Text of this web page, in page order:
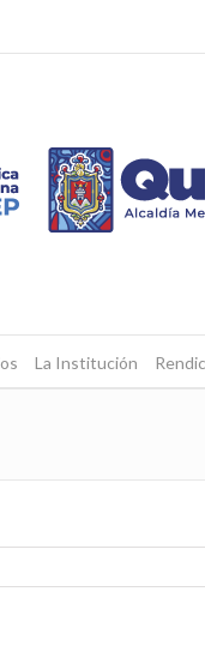
La Institución